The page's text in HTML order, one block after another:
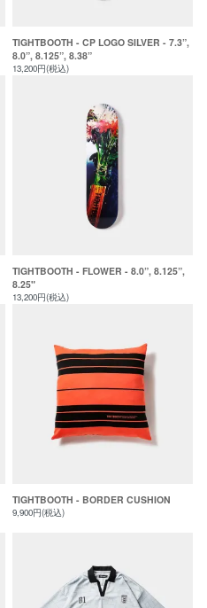
TIGHTBOOTH - CP LOGO SILVER - 7.3”,
8.0”, 8.125”, 8.38”
13,200円(税込)
TIGHTBOOTH - FLOWER - 8.0”, 8.125”,
8.25"
13,200円(税込)
TIGHTBOOTH - BORDER CUSHION
9,900円(税込)